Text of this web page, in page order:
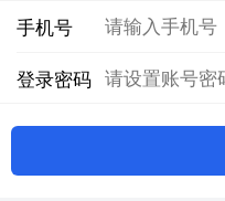
手机号
登录密码